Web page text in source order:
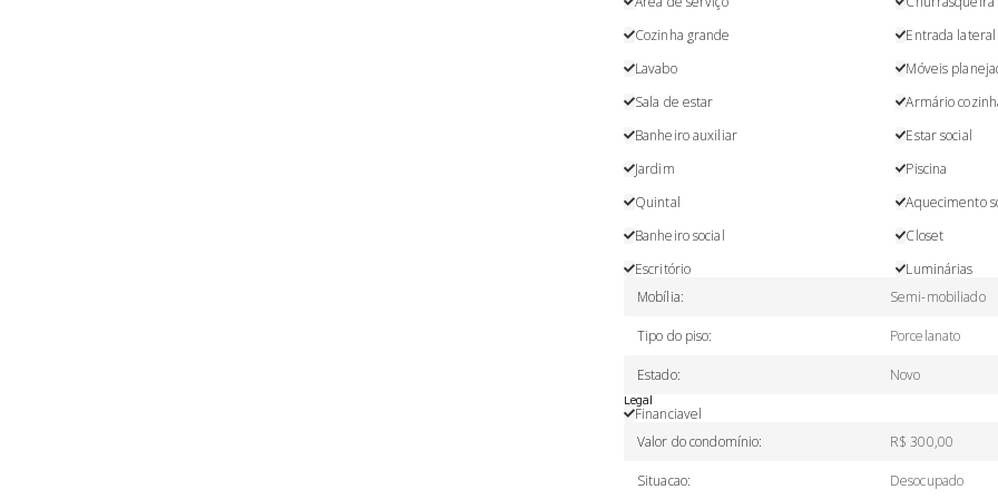
Cozinha grande
Entrada lateral
Lavabo
Móveis
Sala de estar
Armário
Banheiro auxiliar
Estar social
Jardim
Piscina
Quintal
Aquecimento
Banheiro social
Closet
Escritório
Luminárias
Mobília: Semi-mobiliado
Tipo do piso: Porcelanato
Estado: Novo
Legal
Financiavel
Valor do condomínio: R$ 300,00
Situacao: Desocupado